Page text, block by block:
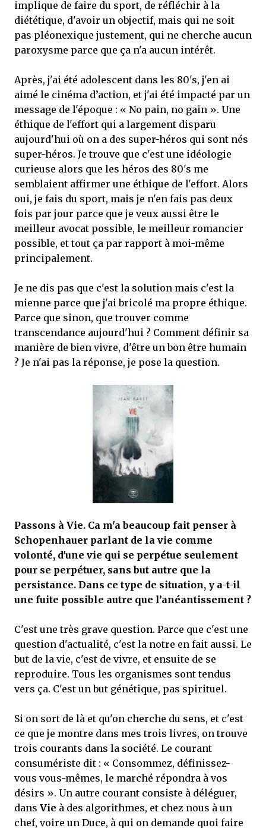
implique de faire du sport, de réfléchir à la
diététique, d'avoir un objectif, mais qui ne soit
pas pléonexique justement, qui ne cherche aucun
paroxysme parce que ça n'a aucun intérêt.
Après, j'ai été adolescent dans les 80's, j'en ai
aimé le cinéma d’action, et j'ai été impacté par un
message de l'époque : « No pain, no gain ». Une
éthique de l'effort qui a largement disparu
aujourd'hui où on a des super-héros qui sont nés
super-héros. Je trouve que c'est une idéologie
curieuse alors que les héros des 80's me
semblaient affirmer une éthique de l'effort. Alors
oui, je fais du sport, mais je n'en fais pas deux
fois par jour parce que je veux aussi être le
meilleur avocat possible, le meilleur romancier
possible, et tout ça par rapport à moi-même
principalement.
Je ne dis pas que c'est la solution mais c'est la
mienne parce que j'ai bricolé ma propre éthique.
Parce que sinon, que trouver comme
transcendance aujourd'hui ? Comment définir sa
manière de bien vivre, d'être un bon être humain
? Je n'ai pas la réponse, je pose la question.
Passons à Vie. Ca m'a beaucoup fait penser à
Schopenhauer parlant de la vie comme
volonté, d'une vie qui se perpétue seulement
pour se perpétuer, sans but autre que la
persistance. Dans ce type de situation, y a-t-il
une fuite possible autre que l’anéantissement ?
C'est une très grave question. Parce que c'est une
question d'actualité, c'est la notre en fait aussi. Le
but de la vie, c'est de vivre, et ensuite de se
reproduire. Tous les organismes sont tendus
vers ça. C'est un but génétique, pas spirituel.
Si on sort de là et qu'on cherche du sens, et c'est
ce que je montre dans mes trois livres, on trouve
trois courants dans la société. Le courant
consumériste dit : « Consommez, définissez-
vous vous-mêmes, le marché répondra à vos
désirs ». Un autre courant consiste à déléguer,
dans Vie à des algorithmes, et chez nous à un
chef, voire un Duce, à qui on demande quoi faire